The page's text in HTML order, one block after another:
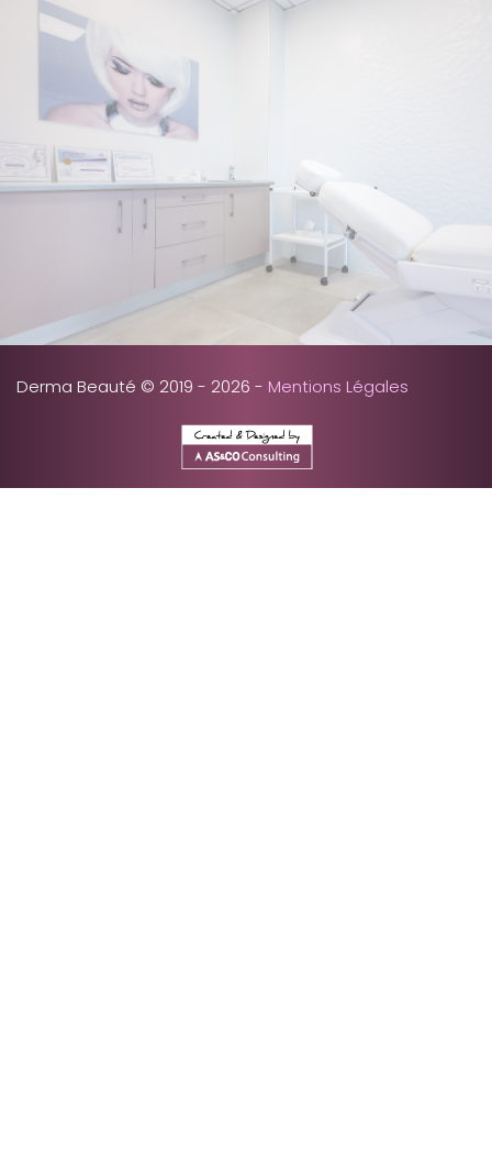
Derma Beauté © 2019 - 2026 - Mentions Légales